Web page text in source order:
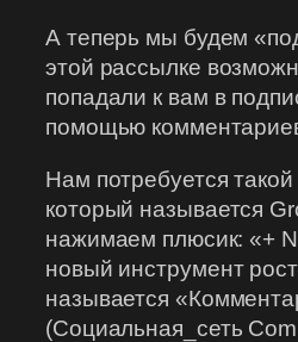
А теперь мы будем
этой рассылке
попадали к вам в
помощью
Нам потребуется
который называется
нажимаем плюсик: «+
новый инструмент
называется
(Социальная_сеть